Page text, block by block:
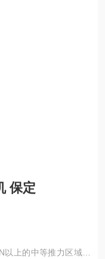
TSUBAKI椿本 直线作动机 保定
上的中等推力区域电